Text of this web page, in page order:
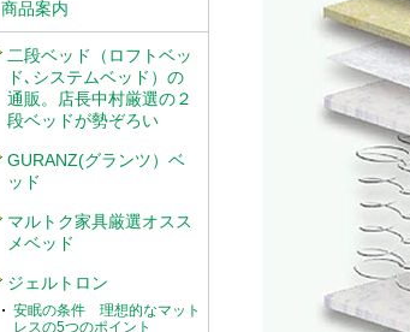
商品案内
二段ベッド（ロフトベッ
ド､システムベッド）の
通販。店長中村厳選の２
段ベッドが勢ぞろい
GURANZ(グランツ）ベ
ッド
マルトク家具厳選オスス
メベッド
ジェルトロン
安眠の条件 理想的なマット
レスの5つのポイント